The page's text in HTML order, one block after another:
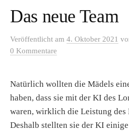
Das neue Team
Veröffentlicht am 4. Oktober 2021
0 Kommentare
Natürlich wollten die Mädels
haben, dass sie mit der KI des
waren, wirklich die Leistung des
Deshalb stellten sie der KI